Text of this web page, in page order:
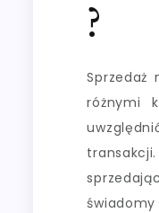
?
Sprzedaż
różnymi